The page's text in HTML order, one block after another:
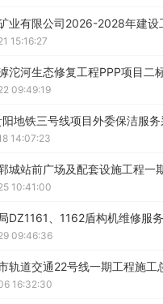
15:16:27
09:49:19
14:07:23
10:41:00
09:46:36
16:32:30